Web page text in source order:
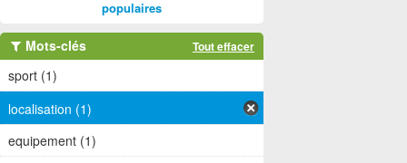
populaires
Mots-clés Tout effacer
sport (1)
localisation (1)
equipement (1)